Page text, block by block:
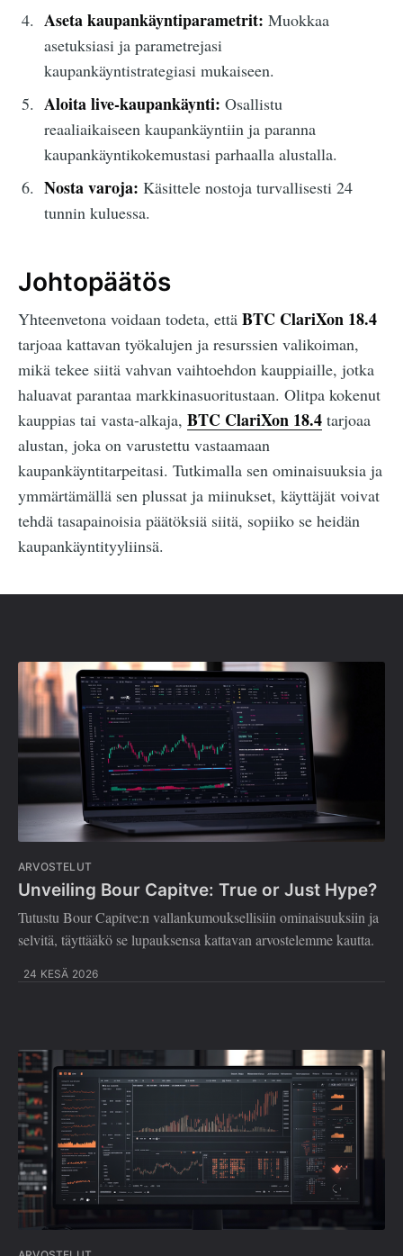
Aseta kaupankäyntiparametrit: Muokkaa
asetuksiasi ja parametrejasi
kaupankäyntistrategiasi mukaiseen.
Aloita live-kaupankäynti: Osallistu
reaaliaikaiseen kaupankäyntiin ja paranna
kaupankäyntikokemustasi parhaalla alustalla.
Nosta varoja: Käsittele nostoja turvallisesti 24
tunnin kuluessa.
Johtopäätös
Yhteenvetona voidaan todeta, että BTC ClariXon 18.4
tarjoaa kattavan työkalujen ja resurssien valikoiman,
mikä tekee siitä vahvan vaihtoehdon kauppiaille, jotka
haluavat parantaa markkinasuoritustaan. Olitpa kokenut
kauppias tai vasta-alkaja, BTC ClariXon 18.4 tarjoaa
alustan, joka on varustettu vastaamaan
kaupankäyntitarpeitasi. Tutkimalla sen ominaisuuksia ja
ymmärtämällä sen plussat ja miinukset, käyttäjät voivat
tehdä tasapainoisia päätöksiä siitä, sopiiko se heidän
kaupankäyntityyliinsä.
ARVOSTELUT
Unveiling Bour Capitve: True or Just Hype?
Tutustu Bour Capitve:n vallankumouksellisiin ominaisuuksiin ja
selvitä, täyttääkö se lupauksensa kattavan arvostelemme kautta.
24 KESÄ 2026